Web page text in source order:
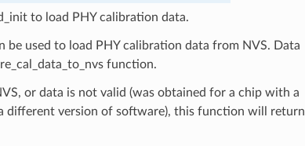
to load PHY calibration data.
be used to load PHY calibration data from NVS. Data
function.
or data is not valid (was obtained for a chip with a
different version of software), this function will return